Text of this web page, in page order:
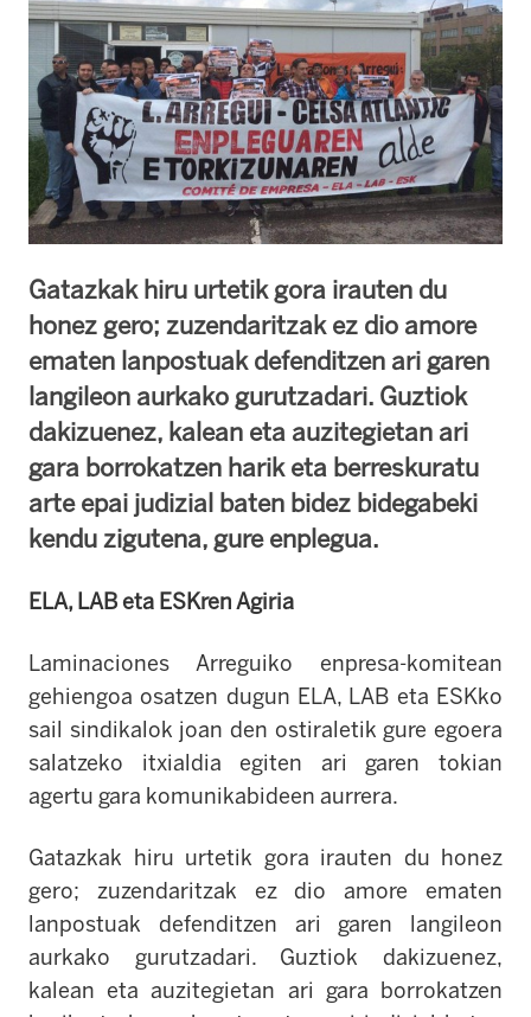
Gatazkak hiru urtetik gora irauten du
honez gero; zuzendaritzak ez dio amore
ematen lanpostuak defenditzen ari garen
langileon aurkako gurutzadari. Guztiok
dakizuenez, kalean eta auzitegietan ari
gara borrokatzen harik eta berreskuratu
arte epai judizial baten bidez bidegabeki
kendu zigutena, gure enplegua.
ELA, LAB eta ESKren Agiria
Laminaciones Arreguiko enpresa-komitean
gehiengoa osatzen dugun ELA, LAB eta ESKko
sail sindikalok joan den ostiraletik gure egoera
salatzeko itxialdia egiten ari garen tokian
agertu gara komunikabideen aurrera.
Gatazkak hiru urtetik gora irauten du honez
gero; zuzendaritzak ez dio amore ematen
lanpostuak defenditzen ari garen langileon
aurkako gurutzadari. Guztiok dakizuenez,
kalean eta auzitegietan ari gara borrokatzen